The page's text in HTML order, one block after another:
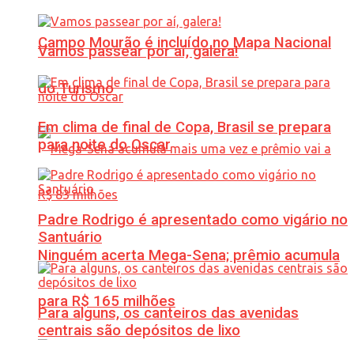
Campo Mourão é incluído no Mapa Nacional
do Turismo
Ninguém acerta Mega-Sena; prêmio acumula
para R$ 165 milhões
Vamos passear por aí, galera!
Em clima de final de Copa, Brasil se prepara
para noite do Oscar
Padre Rodrigo é apresentado como vigário no
Santuário
Para alguns, os canteiros das avenidas
centrais são depósitos de lixo